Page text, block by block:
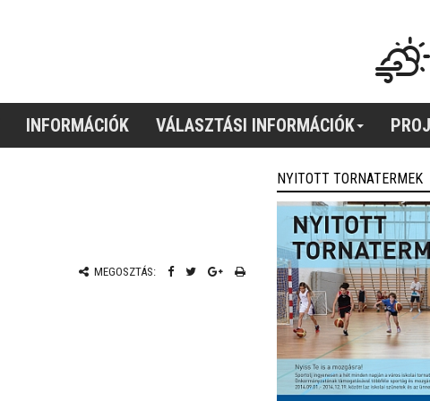
INFORMÁCIÓK VÁLASZTÁSI INFORMÁCIÓK
MEGOSZTÁS:
NYITOTT TORNATERMEK